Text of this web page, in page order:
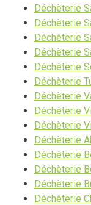
Déchèterie
Déchèterie
Déchèterie
Déchèterie
Déchèterie
Déchèterie
Déchèterie
Déchèterie
Déchèterie
Déchèterie
Déchèterie
Déchèterie
Déchèterie
Déchèterie